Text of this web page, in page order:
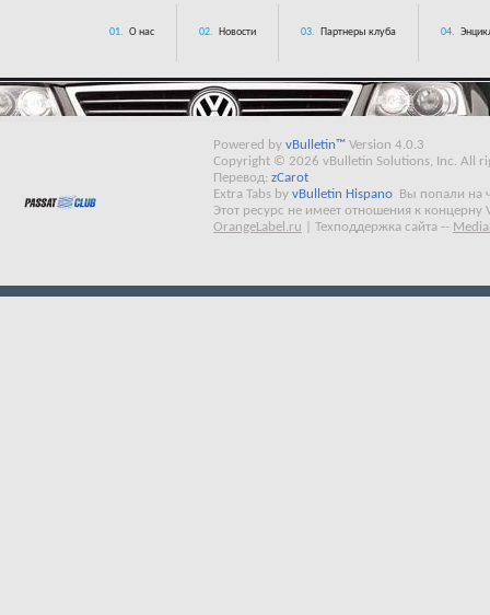
01. О нас 02. Новости 03. Партнеры клуба 04.
Powered by vBulletin™ Version 4.0.3
Copyright © 2026 vBulletin Solutions, Inc. All
Перевод: zCarot
Extra Tabs by vBulletin Hispano
Вы попали на
Этот ресурс не имеет отношения к концерну
OrangeLabel.ru
Техподдержка сайта --